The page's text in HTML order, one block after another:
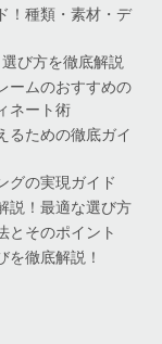
！種類・素材・デ
び方を徹底解説
ームのおすすめの
ネート術
るための徹底ガイ
グの実現ガイド
説！最適な選び方
とそのポイント
を徹底解説！